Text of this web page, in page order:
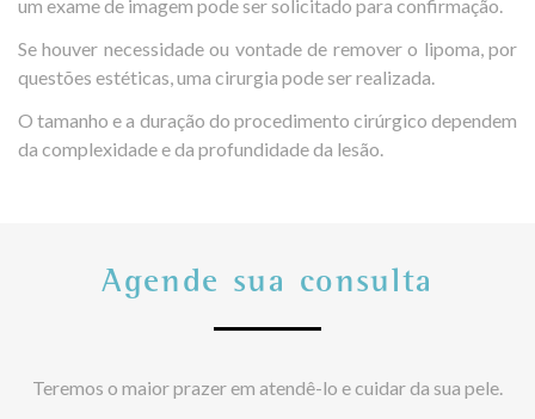
um exame de imagem pode ser solicitado para confirmação.
Se houver necessidade ou vontade de remover o lipoma, por
questões estéticas, uma cirurgia pode ser realizada.
O tamanho e a duração do procedimento cirúrgico dependem
da complexidade e da profundidade da lesão.
Agende sua consulta
Teremos o maior prazer em atendê-lo e cuidar da sua pele.